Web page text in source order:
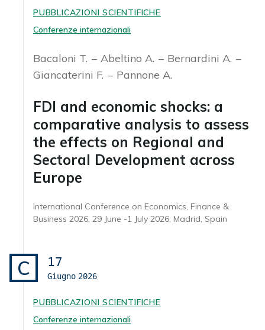
PUBBLICAZIONI SCIENTIFICHE
Conferenze internazionali
Bacaloni T. Abeltino A.
Bernardini A.
Giancaterini F.
Pannone A.
FDI and economic shocks: a
comparative analysis to assess
the effects on Regional and
Sectoral Development across
Europe
International Conference on Economics, Finance &
Business 2026, 29 June -1 July 2026, Madrid, Spain
C 17
Giugno 2026
PUBBLICAZIONI SCIENTIFICHE
Conferenze internazionali